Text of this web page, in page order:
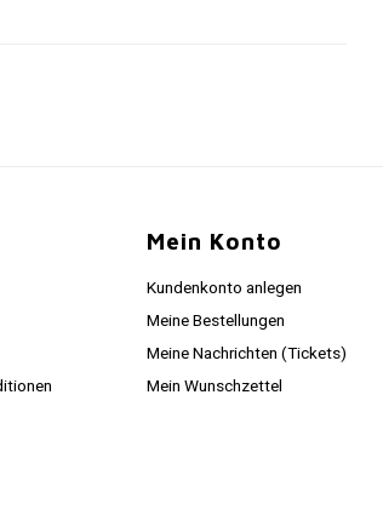
Mein Konto
Kundenkonto anlegen
Meine Bestellungen
Meine Nachrichten (Tickets)
Mein Wunschzettel